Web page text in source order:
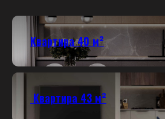
Квартира 40 м²
Квартира 43 м²